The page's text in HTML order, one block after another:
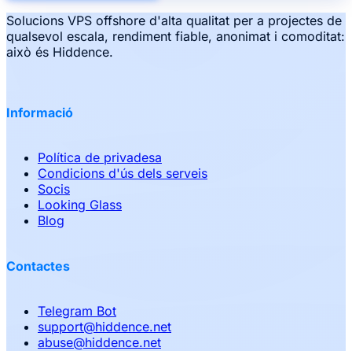
Solucions VPS offshore d'alta qualitat per a projectes de
qualsevol escala, rendiment fiable, anonimat i comoditat:
això és Hiddence.
Informació
Política de privadesa
Condicions d'ús dels serveis
Socis
Looking Glass
Blog
Contactes
Telegram Bot
support@hiddence.net
abuse@hiddence.net